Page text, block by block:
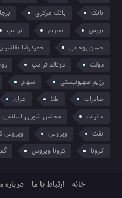
بانک
بانک مرکزی
بورس
تحریم ترامپ
حسن روحانی
حمیدرضا
دولت
دونالد ترامپ
رژیم صهیونیستی
سهام
صادرات
طلا عراق
مالیات
مجلس شورای اسلامی
نفت
ویروس ویروس
کرونا
کرونا ویروس
خانه ارتباط با ما درباره